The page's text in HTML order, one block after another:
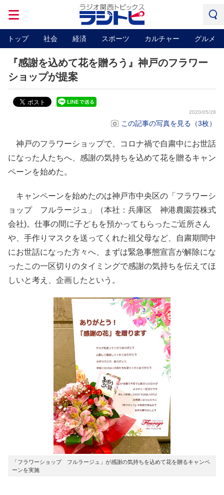
トップ 社会 経済 スポーツ カルチャー グルメ
『感謝を込めて花を贈ろう』神戸のフラワー
ショップが提案
2020/05/28
この記事の写真を見る（3枚）
神戸のフラワーショップで、コロナ禍で自粛中にお世話
になった人たちへ、感謝の気持ちを込めて花を贈るキャン
ペーンを始めた。
キャンペーンを始めたのは神戸市中央区の「フラワーシ
ョップ フルラージュ」（本社：兵庫区 神港農園芸株式
会社)。仕事の間に子どもを預かってもらったご近所さん
や、手作りマスクを送ってくれた祖父母など、自粛期間中
にお世話になった方々へ、まずは緊急事態宣言が解除にな
ったこの一区切りのタイミングで感謝の気持ちを伝えてほ
しいと考え、企画したという。
「フラワーショップ フルラージュ」が感謝の気持ちを込めて花を贈るキャンペ
ーンを実施